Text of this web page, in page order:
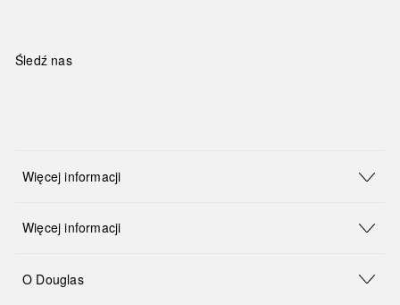
Śledź nas
Więcej informacji
Więcej informacji
O Douglas